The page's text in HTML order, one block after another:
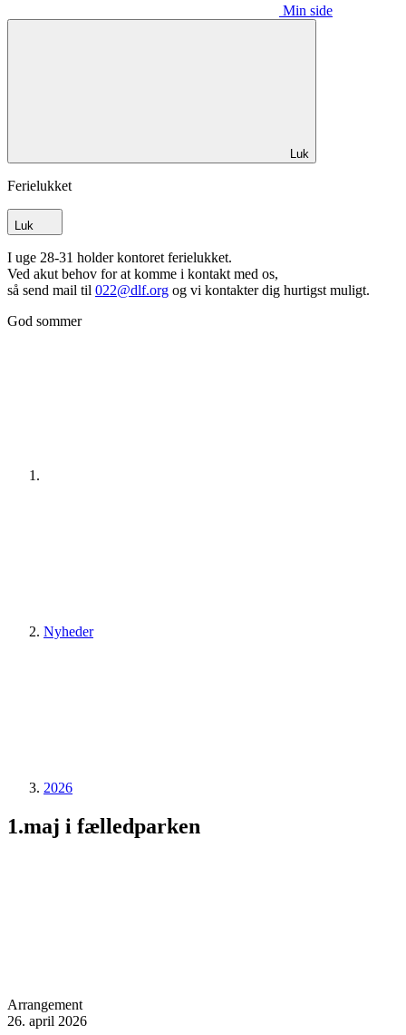
Min side
Luk
Ferielukket
Luk
I uge 28-31 holder kontoret ferielukket.
Ved akut behov for at komme i kontakt med os,
så send mail til 022@dlf.org og vi kontakter dig hurtigst muligt.
God sommer
Nyheder
2026
1.maj i fælledparken
Arrangement
26. april 2026